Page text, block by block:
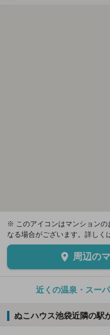
※ このアイコンはマンションの
なる場合がございます。詳しく
周辺の
近くの温泉・スー
ぬこハウス池袋近隣の駅